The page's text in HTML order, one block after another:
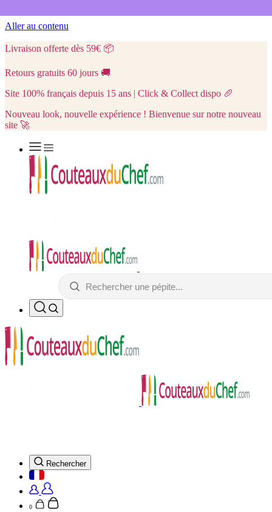
Aller au contenu
Livraison offerte dès 59€ 📦
Retours gratuits 60 jours 🚚
Site 100% français depuis 15 ans | Click & Collect dispo 🥖
Nouveau look, nouvelle expérience ! Bienvenue sur notre nouveau
site 🚀
Rechercher
0